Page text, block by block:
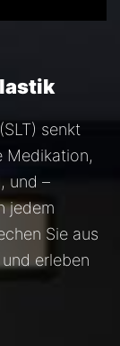
senkt
Medikation,
und –
jedem
Sie aus
erleben